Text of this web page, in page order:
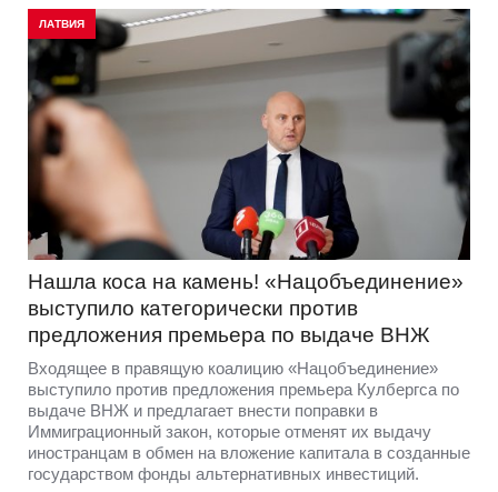
ЛАТВИЯ
Нашла коса на камень! «Нацобъединение»
выступило категорически против
предложения премьера по выдаче ВНЖ
Входящее в правящую коалицию «Нацобъединение»
выступило против предложения премьера Кулбергса по
выдаче ВНЖ и предлагает внести поправки в
Иммиграционный закон, которые отменят их выдачу
иностранцам в обмен на вложение капитала в созданные
государством фонды альтернативных инвестиций.